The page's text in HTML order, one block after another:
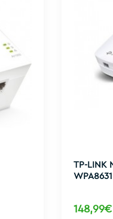
TP-LINK
148,99€